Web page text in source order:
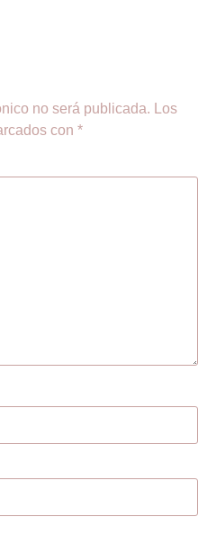
no será publicada.
Los
con *